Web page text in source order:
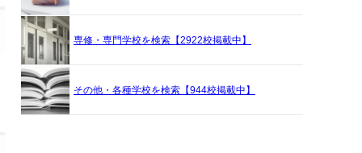
専修・専門学校を検索【2922校掲載中】
その他・各種学校を検索【944校掲載中】